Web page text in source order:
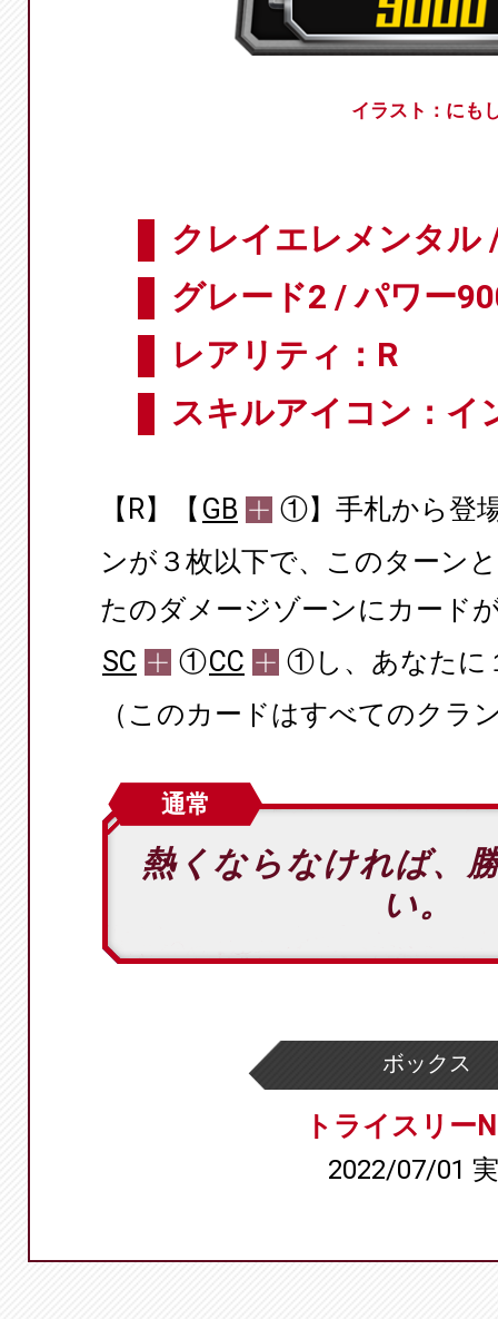
イラスト：にも
クレイエレメンタル
グレード2 / パワー
レアリティ：R
スキルアイコン：イ
【R】【 GB
①】手札から登
ンが３枚以下で、このターン
たのダメージゾーンにカード
SC
①CC
①し、あなたに
（このカードはすべてのクラ
通常
熱くならなければ、
い。
ボックス
トライスリー
2022/07/01